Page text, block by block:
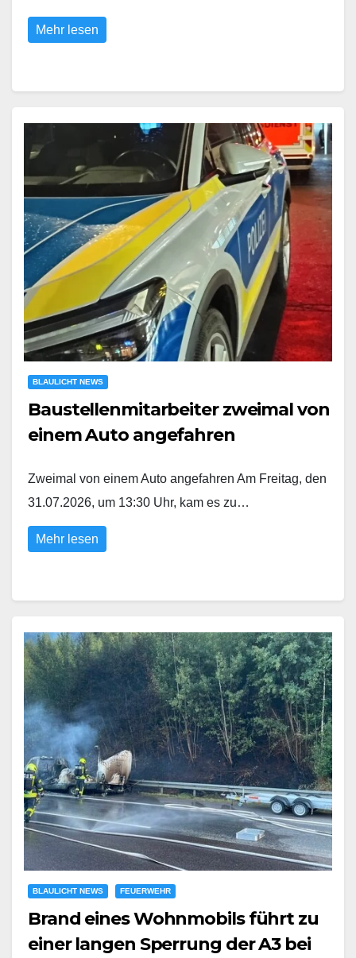
Mehr lesen
BLAULICHT NEWS
Baustellenmitarbeiter zweimal von
einem Auto angefahren
Zweimal von einem Auto angefahren Am Freitag, den
31.07.2026, um 13:30 Uhr, kam es zu…
Mehr lesen
BLAULICHT NEWS FEUERWEHR
Brand eines Wohnmobils führt zu
einer langen Sperrung der A3 bei